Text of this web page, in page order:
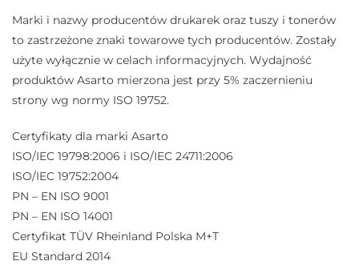
Marki i nazwy producentów drukarek oraz tuszy i tonerów
to zastrzeżone znaki towarowe tych producentów. Zostały
użyte wyłącznie w celach informacyjnych. Wydajność
produktów Asarto mierzona jest przy 5% zaczernieniu
strony wg normy ISO 19752.
Certyfikaty dla marki Asarto
ISO/IEC 19798:2006 i ISO/IEC 24711:2006
ISO/IEC 19752:2004
PN – EN ISO 9001
PN – EN ISO 14001
Certyfikat TÜV Rheinland Polska M+T
EU Standard 2014